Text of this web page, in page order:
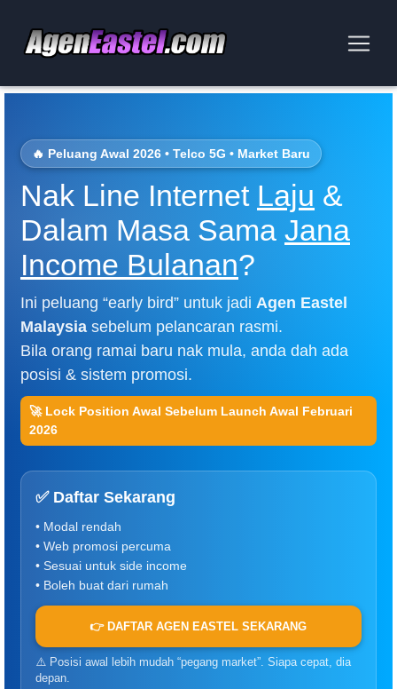
🔥 Peluang Awal 2026 • Telco 5G • Market Baru
Nak Line Internet Laju &
Dalam Masa Sama Jana
Income Bulanan?
Ini peluang “early bird” untuk jadi Agen Eastel
Malaysia sebelum pelancaran rasmi.
Bila orang ramai baru nak mula, anda dah ada
posisi & sistem promosi.
🚀 Lock Position Awal Sebelum Launch Awal Februari
2026
✅ Daftar Sekarang
• Modal rendah
• Web promosi percuma
• Sesuai untuk side income
• Boleh buat dari rumah
👉 DAFTAR AGEN EASTEL SEKARANG
⚠️ Posisi awal lebih mudah “pegang market”. Siapa cepat, dia
depan.